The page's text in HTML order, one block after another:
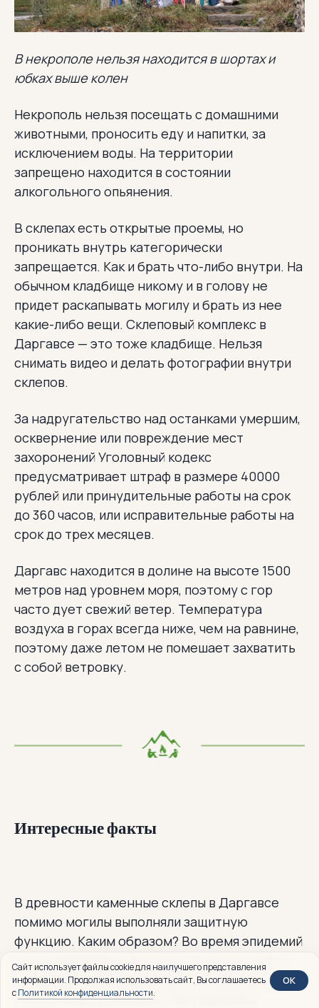
В некрополе нельзя находится в шортах и
юбках выше колен
Некрополь нельзя посещать с домашними
животными, проносить еду и напитки, за
исключением воды. На территории
запрещено находится в состоянии
алкогольного опьянения.
В склепах есть открытые проемы, но
проникать внутрь категорически
запрещается. Как и брать что-либо внутри. На
обычном кладбище никому и в голову не
придет раскапывать могилу и брать из нее
какие-либо вещи. Склеповый комплекс в
Даргавсе — это тоже кладбище. Нельзя
снимать видео и делать фотографии внутри
склепов.
За надругательство над останками умершим,
осквернение или повреждение мест
захоронений Уголовный кодекс
предусматривает штраф в размере 40000
рублей или принудительные работы на срок
до 360 часов, или исправительные работы на
срок до трех месяцев.
Даргавс находится в долине на высоте 1500
метров над уровнем моря, поэтому с гор
часто дует свежий ветер. Температура
воздуха в горах всегда ниже, чем на равнине,
поэтому даже летом не помешает захватить
с собой ветровку.
Интересные факты
В древности каменные склепы в Даргавсе
помимо могилы выполняли защитную
функцию. Каким образом? Во время эпидемий
в них закрывались больные. Иногда в склеп
спускались целым семьями. Наружу выходили
только выздоровевшие. Так удавалось
Сайт использует файлы cookie для наилучшего представления
информации. Продолжая использовать сайт, Вы соглашаетесь
сПолитикой конфиденциальности.
OK